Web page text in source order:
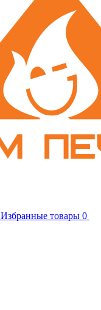
Избранные товары 0